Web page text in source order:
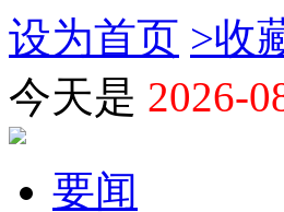
设为首页 >收
今天是 2026-
要闻